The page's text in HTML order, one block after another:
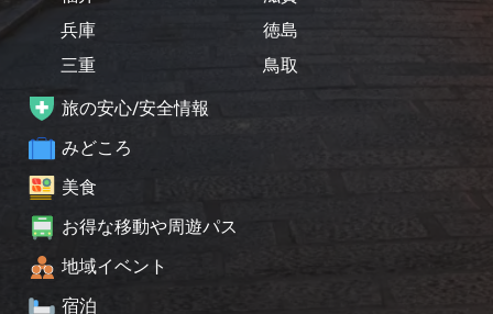
兵庫
三重
徳島
鳥取
旅の安心/安全情報
みどころ
美食
お得な移動や周遊パス
地域イベント
宿泊